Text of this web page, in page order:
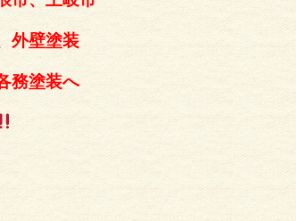
外壁塗装
務塗装へ